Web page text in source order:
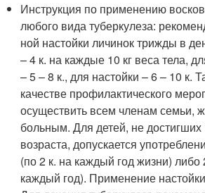
Инструкция по применению
любого вида туберкулеза:
ной настойки личинок трижды в
– 4 к. на каждые 10 кг веса тела,
– 5 – 8 к., для настойки – 6 – 10 к.
качестве профилактического
осуществить всем членам семьи,
больным. Для детей, не достигших
возраста, допускается
(по 2 к. на каждый год жизни) либо
каждый год). Применение